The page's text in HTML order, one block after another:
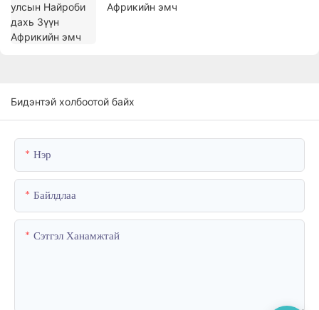
Африкийн эмч
Бидэнтэй холбоотой байх
Нэр
Байлдлаа
Сэтгэл Ханамжтай